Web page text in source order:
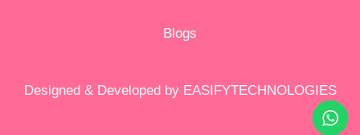
Blogs
Designed & Developed by EASIFYTECHNOLOGIES